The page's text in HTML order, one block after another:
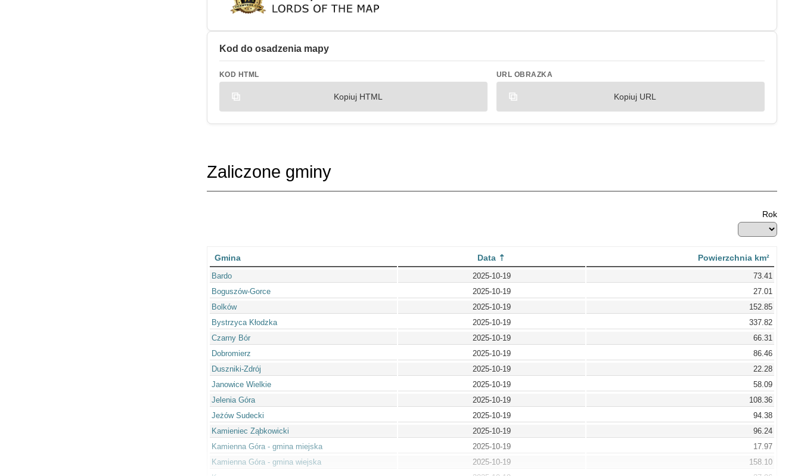
Kod do osadzenia mapy
KOD HTML
Kopiuj HTML
URL OBRAZKA
Kopiuj URL
Zaliczone gminy
Rok
Gmina Data Powierzchnia km²
Bardo 2025-10-19
73.41
Boguszów-Gorce
2025-10-19
27.01
Bolków
2025-10-19
152.85
Bystrzyca Kłodzka
2025-10-19
337.82
Czarny Bór
2025-10-19
66.31
Dobromierz
2025-10-19
86.46
Duszniki-Zdrój
2025-10-19
22.28
Janowice Wielkie
2025-10-19
58.09
Jelenia Góra
2025-10-19
108.36
Jeżów Sudecki
2025-10-19
94.38
Kamieniec Ząbkowicki
2025-10-19
96.24
Kamienna Góra - gmina miejska
2025-10-19
17.97
Kamienna Góra - gmina wiejska
2025-10-19
158.10